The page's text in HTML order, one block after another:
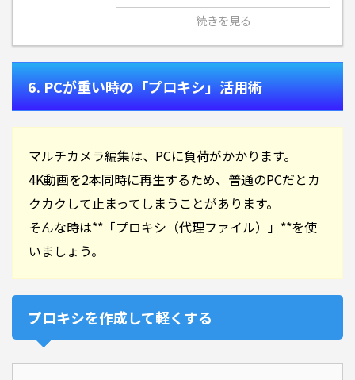
続きを見る
6. PCが重い時の「プロキシ」活用術
マルチカメラ編集は、PCに負荷がかかります。
4K動画を2本同時に再生するため、普通のPCだとカ
クカクして止まってしまうことがあります。
そんな時は**「プロキシ（代理ファイル）」**を使
いましょう。
プロキシを作成して軽くする